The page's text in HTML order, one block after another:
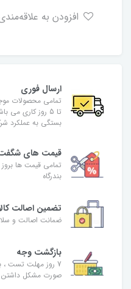
ارسال فوری
تا 5 روز کاری
بستگی به عملکرد
قیمت های
تمامی قیمت ها
بندرگاه
تضمین اصالت
ضمانت اصالت و
بازگشت وجه
7 روز مهلت تست
صورت مشکل